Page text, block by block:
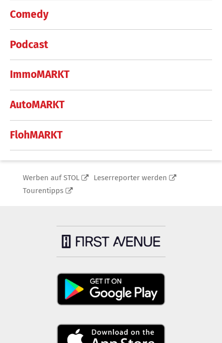
Comedy
Podcast
ImmoMARKT
AutoMARKT
FlohMARKT
Werben auf STOL
Leserreporter werden
Tourentipps